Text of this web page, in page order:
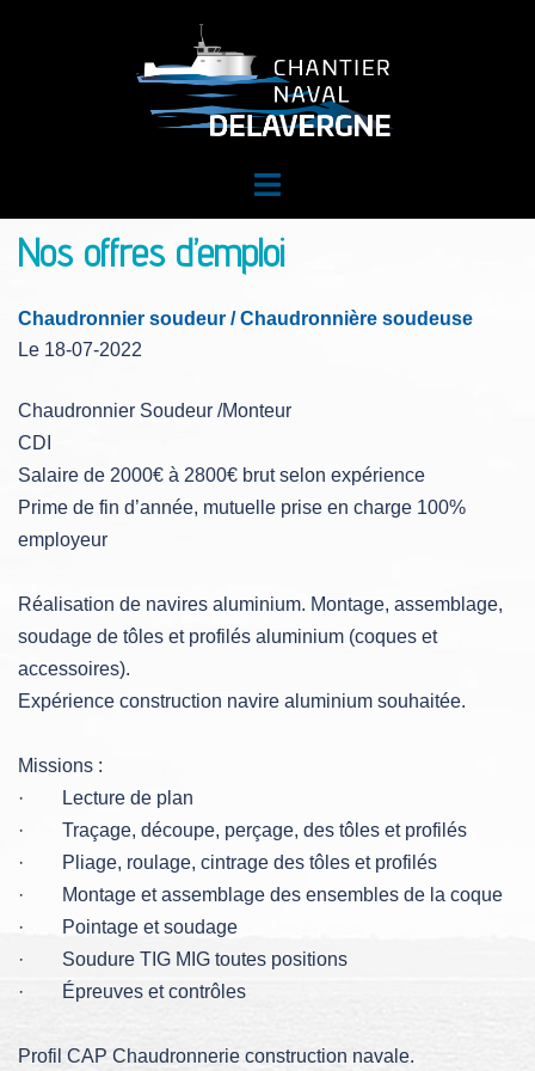
Ouvrir/fermer
menu
Nos offres d’emploi
Chaudronnier soudeur / Chaudronnière soudeuse
Le 18-07-2022
Chaudronnier Soudeur /Monteur
CDI
Salaire de 2000€ à 2800€ brut selon expérience
Prime de fin d’année, mutuelle prise en charge 100%
employeur
Réalisation de navires aluminium. Montage, assemblage,
soudage de tôles et profilés aluminium (coques et
accessoires).
Expérience construction navire aluminium souhaitée.
Missions :
· Lecture de plan
· Traçage, découpe, perçage, des tôles et profilés
· Pliage, roulage, cintrage des tôles et profilés
· Montage et assemblage des ensembles de la coque
· Pointage et soudage
· Soudure TIG MIG toutes positions
· Épreuves et contrôles
Profil CAP Chaudronnerie construction navale.